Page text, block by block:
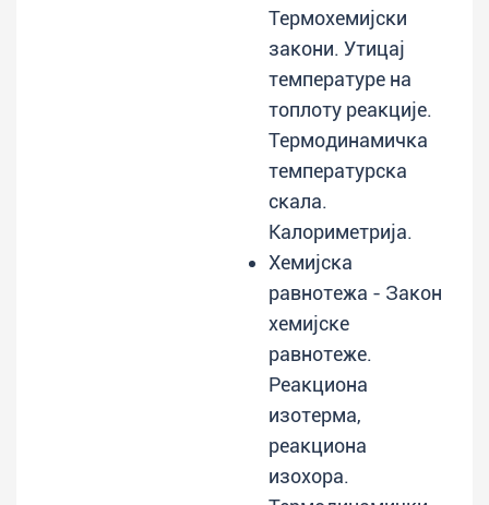
Термохемијски
закони. Утицај
температуре на
топлоту реакције.
Термодинамичка
температурска
скала.
Калориметрија.
Хемијска
равнотежа - Закон
хемијске
равнотеже.
Реакциона
изотерма,
реакциона
изохора.